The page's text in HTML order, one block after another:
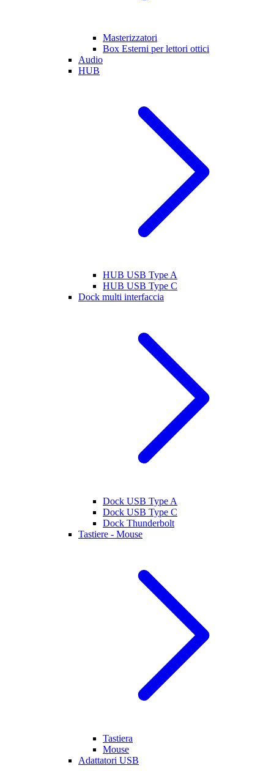
Masterizzatori
Box Esterni per lettori ottici
Audio
HUB
HUB USB Type A
HUB USB Type C
Dock multi interfaccia
Dock USB Type A
Dock USB Type C
Dock Thunderbolt
Tastiere - Mouse
Tastiera
Mouse
Adattatori USB